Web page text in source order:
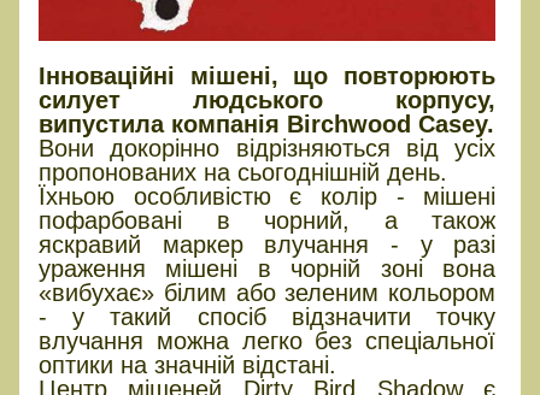
Інноваційні мішені, що повторюють
силует людського корпусу,
випустила компанія Birchwood Casey.
Вони докорінно відрізняються від усіх
пропонованих на сьогоднішній день.
Їхньою особливістю є колір - мішені
пофарбовані в чорний, а також
яскравий маркер влучання - у разі
ураження мішені в чорній зоні вона
«вибухає» білим або зеленим кольором
- у такий спосіб відзначити точку
влучання можна легко без спеціальної
оптики на значній відстані.
Центр мішеней Dirty Bird Shadow є